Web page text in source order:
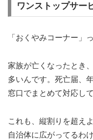
ワンストップサー
「おくやみコーナー」
家族が亡くなったとき
多いんです。死亡届、
窓口でまとめて対応し
これも、縦割りを超え
自治体に広がってるわ